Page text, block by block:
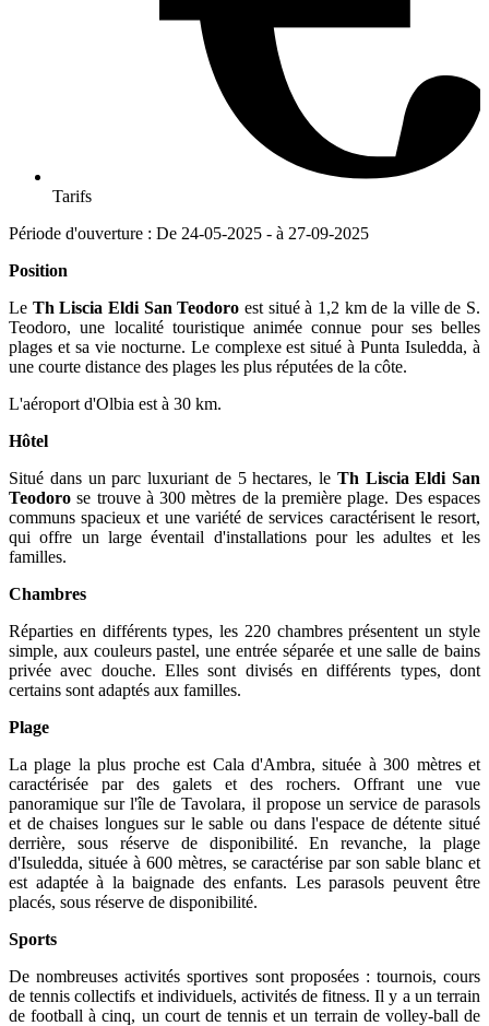
Tarifs
Période d'ouverture : De 24-05-2025 - à 27-09-2025
Position
Le Th Liscia Eldi San Teodoro est situé à 1,2 km de la ville de S.
Teodoro, une localité touristique animée connue pour ses belles
plages et sa vie nocturne. Le complexe est situé à Punta Isuledda, à
une courte distance des plages les plus réputées de la côte.
L'aéroport d'Olbia est à 30 km.
Hôtel
Situé dans un parc luxuriant de 5 hectares, le Th Liscia Eldi San
Teodoro se trouve à 300 mètres de la première plage. Des espaces
communs spacieux et une variété de services caractérisent le resort,
qui offre un large éventail d'installations pour les adultes et les
familles.
Chambres
Réparties en différents types, les 220 chambres présentent un style
simple, aux couleurs pastel, une entrée séparée et une salle de bains
privée avec douche. Elles sont divisés en différents types, dont
certains sont adaptés aux familles.
Plage
La plage la plus proche est Cala d'Ambra, située à 300 mètres et
caractérisée par des galets et des rochers. Offrant une vue
panoramique sur l'île de Tavolara, il propose un service de parasols
et de chaises longues sur le sable ou dans l'espace de détente situé
derrière, sous réserve de disponibilité. En revanche, la plage
d'Isuledda, située à 600 mètres, se caractérise par son sable blanc et
est adaptée à la baignade des enfants. Les parasols peuvent être
placés, sous réserve de disponibilité.
Sports
De nombreuses activités sportives sont proposées : tournois, cours
de tennis collectifs et individuels, activités de fitness. Il y a un terrain
de football à cinq, un court de tennis et un terrain de volley-ball de